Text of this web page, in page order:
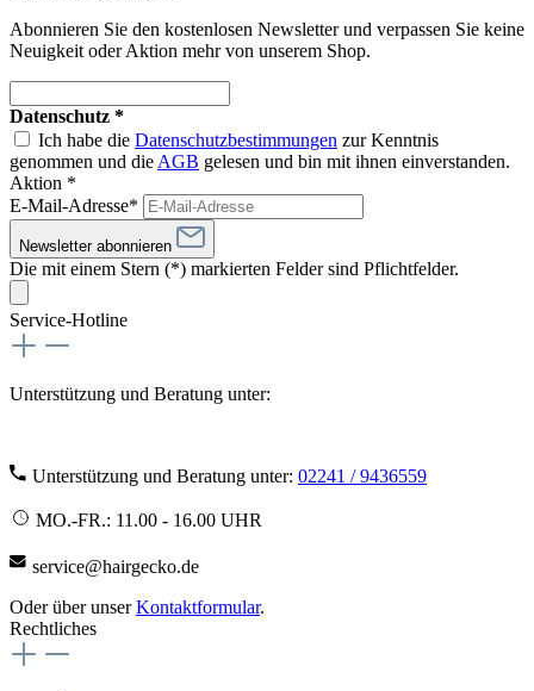
Abonnieren Sie den kostenlosen Newsletter und verpassen Sie keine
Neuigkeit oder Aktion mehr von unserem Shop.
Datenschutz *
Ich habe die Datenschutzbestimmungen zur Kenntnis
genommen und die AGB gelesen und bin mit ihnen einverstanden.
Aktion *
E-Mail-Adresse*
Newsletter abonnieren
Die mit einem Stern (*) markierten Felder sind Pflichtfelder.
Service-Hotline
Unterstützung und Beratung unter:
Unterstützung und Beratung unter: 02241 / 9436559
MO.-FR.: 11.00 - 16.00 UHR
service@hairgecko.de
Oder über unserKontaktformular.
Rechtliches